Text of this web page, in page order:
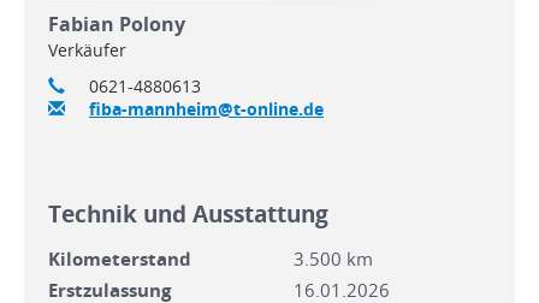
Fabian Polony
Verkäufer
0621-4880613
fiba-mannheim@t-online.de
Technik und Ausstattung
Kilometerstand
3.500 km
Erstzulassung
16.01.2026